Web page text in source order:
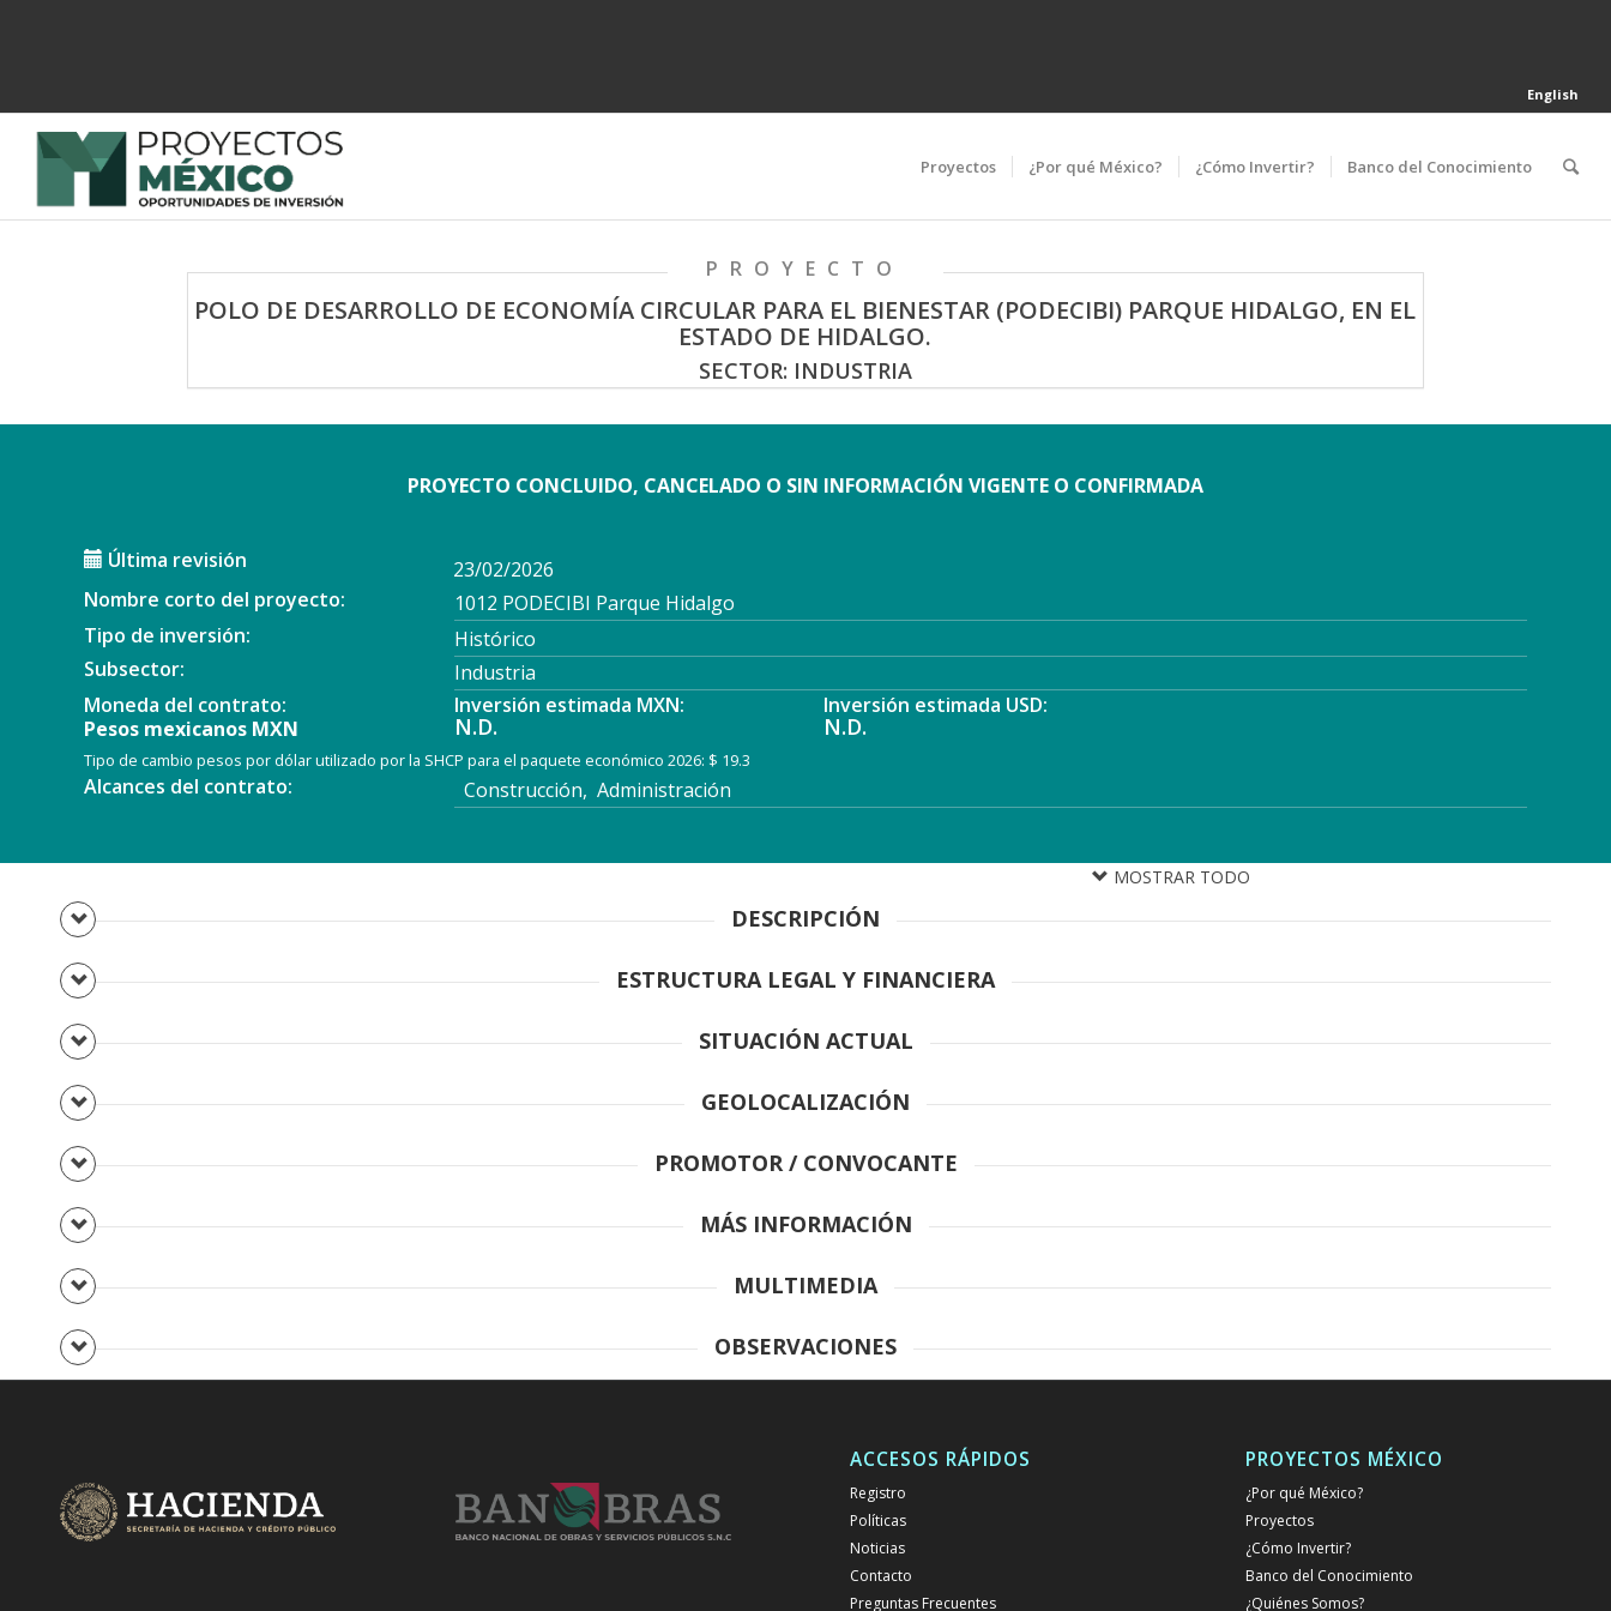
English
Proyectos ¿Por qué México? ¿Cómo Invertir? Banco del Conocimiento
PROYECTO
POLO DE DESARROLLO DE ECONOMÍA CIRCULAR PARA EL BIENESTAR (PODECIBI) PARQUE HIDALGO, EN EL
ESTADO DE HIDALGO.
SECTOR: INDUSTRIA
PROYECTO CONCLUIDO, CANCELADO O SIN INFORMACIÓN VIGENTE O CONFIRMADA
Última revisión
23/02/2026
Nombre corto del proyecto:
1012 PODECIBI Parque Hidalgo
Tipo de inversión:
Histórico
Subsector:
Industria
Moneda del contrato:
Pesos mexicanos MXN
Inversión estimada MXN:
N.D.
Inversión estimada USD:
N.D.
Tipo de cambio pesos por dólar utilizado por la SHCP para el paquete económico 2026: $ 19.3
Alcances del contrato: Construcción, Administración
MOSTRAR TODO
DESCRIPCIÓN
ESTRUCTURA LEGAL Y FINANCIERA
SITUACIÓN ACTUAL
GEOLOCALIZACIÓN
PROMOTOR / CONVOCANTE
MÁS INFORMACIÓN
MULTIMEDIA
OBSERVACIONES
ACCESOS RÁPIDOS
Registro
Políticas
Noticias
Contacto
Preguntas Frecuentes
PROYECTOS MÉXICO
¿Por qué México?
Proyectos
¿Cómo Invertir?
Banco del Conocimiento
¿Quiénes Somos?